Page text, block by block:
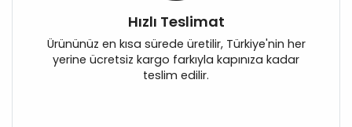
Hızlı Teslimat
Ürününüz en kısa sürede üretilir, Türkiye'nin her
yerine ücretsiz kargo farkıyla kapınıza kadar
teslim edilir.